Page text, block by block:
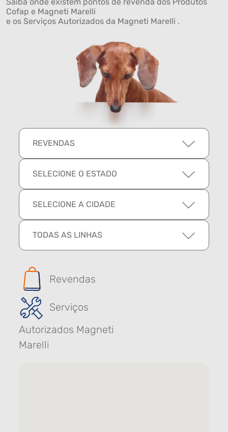
Saiba onde existem pontos de revenda dos Produtos
Cofap e Magneti Marelli
e os Serviços Autorizados da Magneti Marelli .
REVENDAS
SELECIONE O ESTADO
SELECIONE A CIDADE
TODAS AS LINHAS
Revendas
Serviços
Autorizados Magneti
Marelli